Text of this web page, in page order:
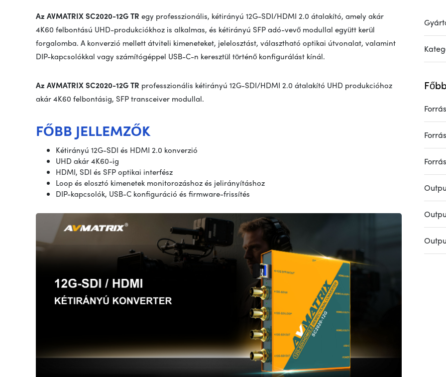
Az AVMATRIX SC2020-12G TR egy professzionális, kétirányú 12G-SDI/HDMI 2.0 átalakító, amely akár
4K60 felbontású UHD-produkciókhoz is alkalmas, és kétirányú SFP adó-vevő modullal együtt kerül
forgalomba. A konverzió mellett átviteli kimeneteket, jelelosztást, választható optikai útvonalat, valamint
DIP-kapcsolókkal vagy számítógéppel USB-C-n keresztül történő konfigurálást kínál.
Az AVMATRIX SC2020-12G TR professzionális kétirányú 12G-SDI/HDMI 2.0 átalakító UHD produkcióhoz
akár 4K60 felbontásig, SFP transceiver modullal.
FŐBB JELLEMZŐK
Kétirányú 12G-SDI és HDMI 2.0 konverzió
UHD akár 4K60-ig
HDMI, SDI és SFP optikai interfész
Loop és elosztó kimenetek monitorozáshoz és jelirányításhoz
DIP-kapcsolók, USB-C konfiguráció és firmware-frissítés
Forrás
Forrás
Forrás